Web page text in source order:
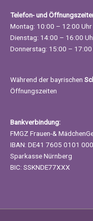
Telefon- und
Montag: 10:00 – 12:00 Uhr
Dienstag: 14:00 – 16:00
Donnerstag: 15:00 – 17:00
Während der bayrischen
Öffnungszeiten
Bankverbindung:
FMGZ Frauen-&
IBAN: DE41 7605 0101
Sparkasse Nürnberg
BIC: SSKNDE77XXX